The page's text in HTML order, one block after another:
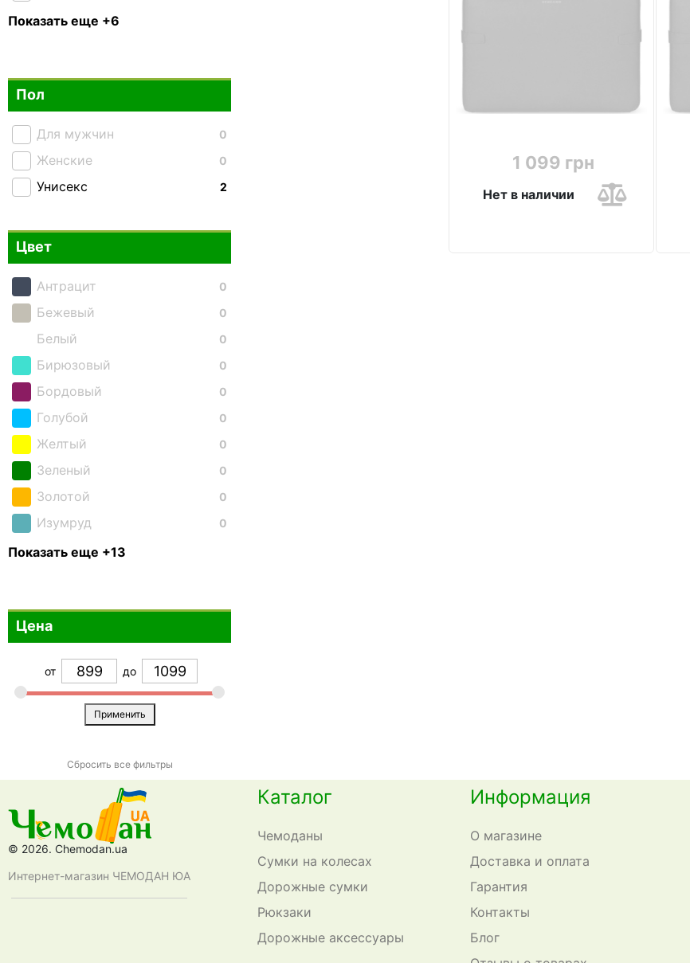
1 099 грн
Нет в наличии
Подушки
Ремни и пояса
Показать еще +6
Пол
0
Для мужчин
0
Женские
2
Унисекс
Цвет
0
Антрацит
0
Бежевый
0
Белый
0
Бирюзовый
0
Бордовый
0
Голубой
0
Желтый
0
Зеленый
0
Золотой
0
Изумруд
Коричневый
Оранжевый
Разноцветный
Розовый
Серый
Темно-синий
Фиолетовый
Показать еще +13
Цена
от до
Применить
Сбросить все фильтры
© 2026. Chemodan.ua
Интернет-магазин ЧЕМОДАН ЮА
Каталог
Чемоданы
Сумки на колесах
Дорожные сумки
Рюкзаки
Дорожные аксессуары
Информация
О магазине
Доставка и оплата
Гарантия
Контакты
Блог